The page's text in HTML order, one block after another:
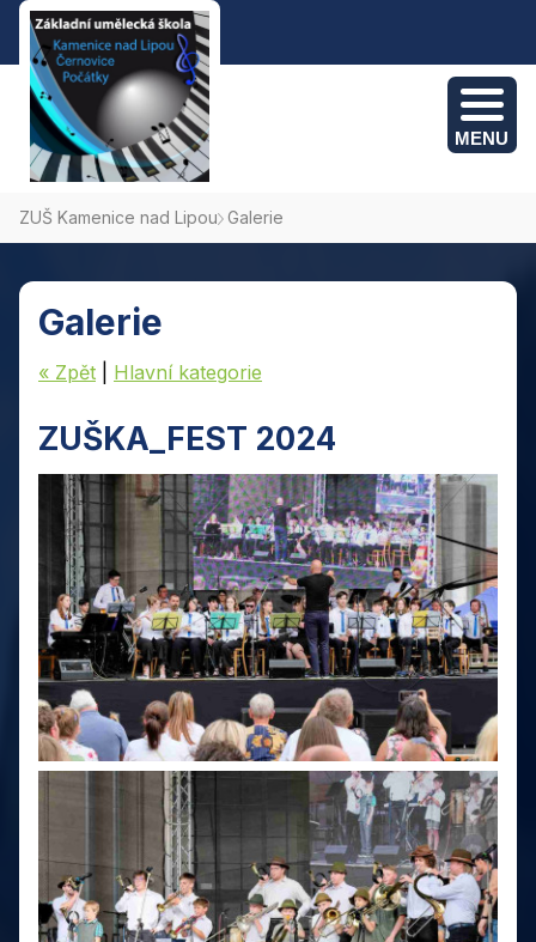
Černovice: +420 775 382 095
MENU
ZUŠ Kamenice nad Lipou Galerie
Galerie
« Zpět Hlavní kategorie
ZUŠKA_FEST 2024